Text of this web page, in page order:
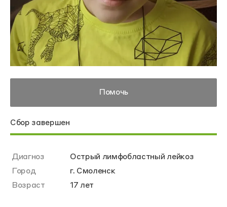
Помочь
Сбор завершен
Диагноз
Острый лимфобластный лейкоз
Город
г. Смоленск
Возраст
17 лет